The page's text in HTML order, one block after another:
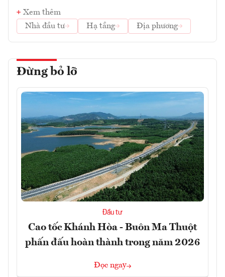
Xem thêm
Nhà đầu tư
Hạ tầng Địa phương
Đừng bỏ lỡ
Đầu tư
Cao tốc Khánh Hòa - Buôn Ma Thuột
phấn đấu hoàn thành trong năm 2026
Đọc ngay